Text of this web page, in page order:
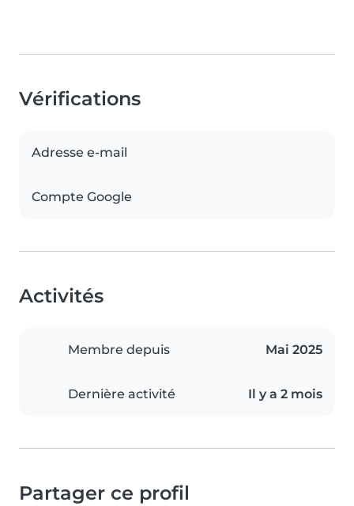
Vérifications
Adresse e-mail
Compte Google
Activités
Membre depuis Mai 2025
Dernière activité Il y a 2 mois
Partager ce profil